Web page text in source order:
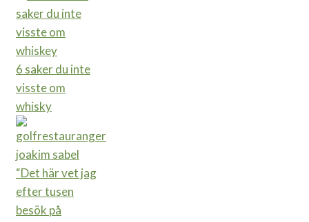
6 saker du inte
visste om
whisky
“Det här vet jag
efter tusen
besök på